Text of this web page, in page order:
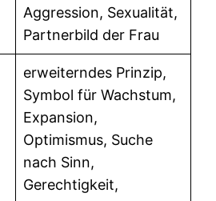
Aggression, Sexualität,
Partnerbild der Frau
erweiterndes Prinzip,
Symbol für Wachstum,
Expansion,
Optimismus, Suche
nach Sinn,
Gerechtigkeit,